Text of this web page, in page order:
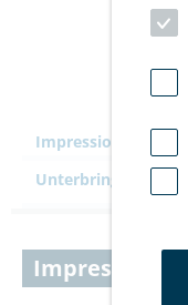
Impressionen
Unterbringung
Impressionen